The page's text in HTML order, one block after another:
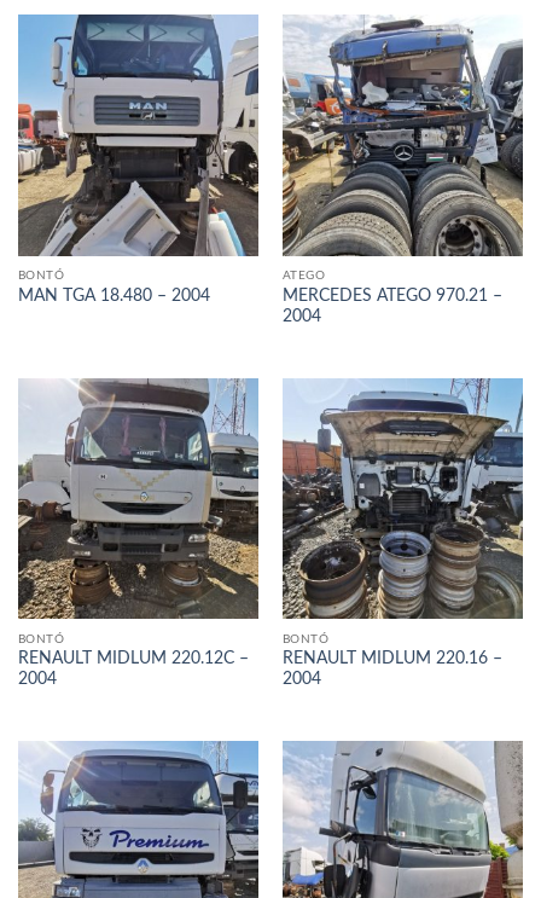
BONTÓ
MAN TGA 18.480 – 2004
ATEGO
MERCEDES ATEGO 970.21 –
2004
BONTÓ
RENAULT MIDLUM 220.12C –
2004
BONTÓ
RENAULT MIDLUM 220.16 –
2004